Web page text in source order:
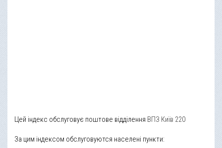
Цей індекс обслуговує поштове відділення ВПЗ Київ 220
За цим індексом обслуговуются населені пункти: